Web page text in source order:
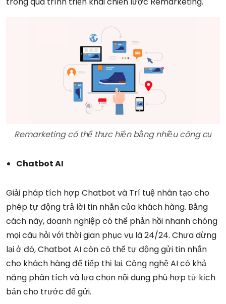
Remarketing có thể thực hiện bằng nhiều công cụ
Chatbot AI
Giải pháp tích hợp Chatbot và Trí tuệ nhân tạo cho
phép tự động trả lời tin nhắn của khách hàng. Bằng
cách này, doanh nghiệp có thể phản hồi nhanh chóng
mọi câu hỏi với thời gian phục vụ là 24/24. Chưa dừng
lại ở đó, Chatbot AI còn có thể tự động gửi tin nhắn
cho khách hàng để tiếp thị lại. Công nghệ AI có khả
năng phân tích và lựa chọn nội dung phù hợp từ kịch
bản cho trước để gửi.